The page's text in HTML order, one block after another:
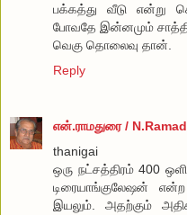
பக்கத்து வீடு என்று
போவதே இன்னமும்
வெகு தொலைவு தான்.
Reply
என்.ராமதுரை /
thanigai
ஒரு நட்சத்திரம் 400
டிரையாங்குலேஷன்
இயலும். அதற்கும்